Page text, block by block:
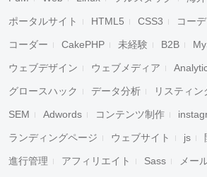
ポータルサイト HTML5 CSS3 コー
コーダー CakePHP 未経験 B2B
ウェブデザイン ウェブメディア
グロースハック データ分析 リスティン
SEM Adwords コンテンツ制作
ランディングページ ウェブサイト js
進行管理 アフィリエイト Sass メー